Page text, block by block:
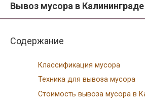
Вывоз мусора в Калининграде
Содержание
Классификация мусора
Техника для вывоза мусора
Стоимость вывоза мусора в